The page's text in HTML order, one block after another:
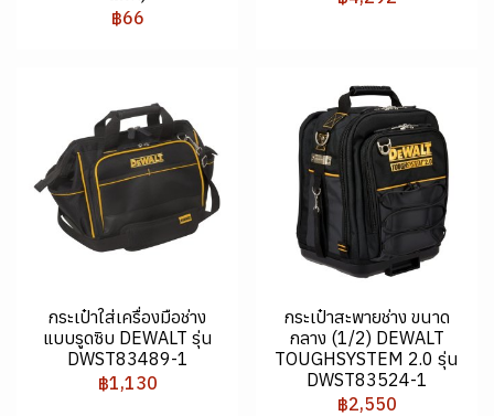
฿66
กระเป๋าใส่เครื่องมือช่าง
แบบรูดซิบ DEWALT รุ่น
DWST83489-1
฿1,130
กระเป๋าสะพายช่าง ขนาด
กลาง (1/2) DEWALT
TOUGHSYSTEM 2.0 รุ่น
DWST83524-1
฿2,550